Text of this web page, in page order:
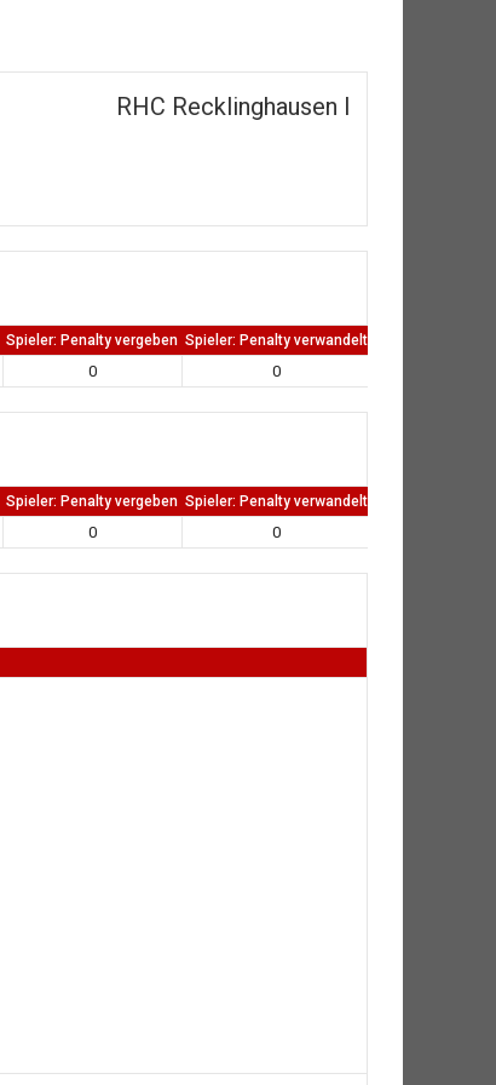
RHC Recklinghausen I
Spieler: Penalty vergeben Spieler: Penalty verwandelt
0 0
Spieler: Penalty vergeben Spieler: Penalty verwandelt
0 0